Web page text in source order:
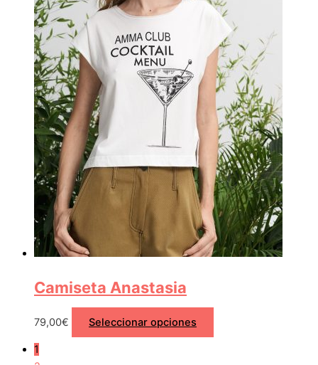
Camiseta Anastasia
79,00€ Seleccionar opciones
1